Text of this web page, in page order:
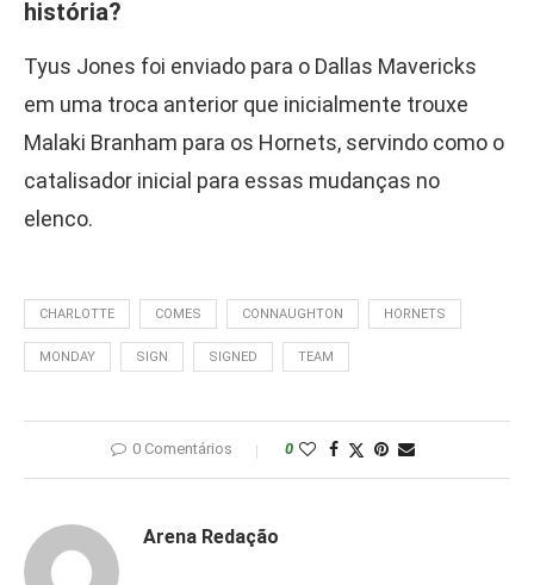
história?
Tyus Jones foi enviado para o Dallas Mavericks
em uma troca anterior que inicialmente trouxe
Malaki Branham para os Hornets, servindo como o
catalisador inicial para essas mudanças no
elenco.
CHARLOTTE COMES CONNAUGHTON HORNETS
MONDAY SIGN SIGNED TEAM
0 Comentários 0
Arena Redação